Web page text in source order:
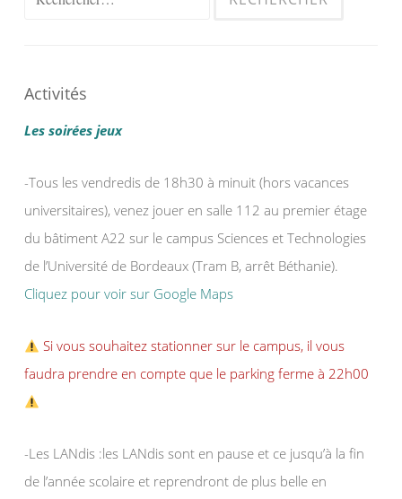
Activités
Les soirées jeux
-Tous les vendredis de 18h30 à minuit (hors vacances
universitaires), venez jouer en salle 112 au premier étage
du bâtiment A22 sur le campus Sciences et Technologies
de l’Université de Bordeaux (Tram B, arrêt Béthanie).
Cliquez pour voir sur Google Maps
Si vous souhaitez stationner sur le campus, il vous
faudra prendre en compte que le parking ferme à 22h00
-Les LANdis :les LANdis sont en pause et ce jusqu’à la fin
de l’année scolaire et reprendront de plus belle en